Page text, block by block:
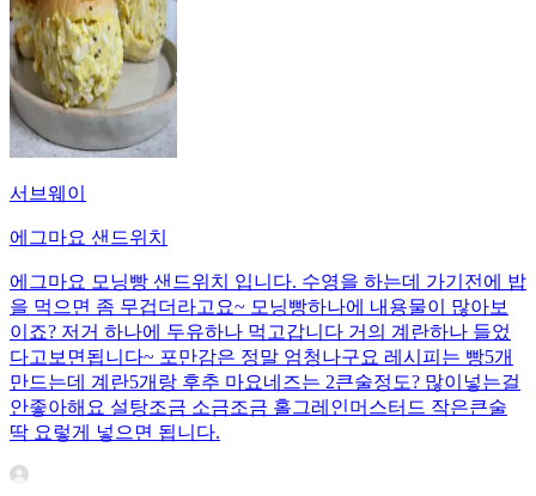
서브웨이
에그마요 샌드위치
에그마요 모닝빵 샌드위치 입니다. 수영을 하는데 가기전에 밥
을 먹으면 좀 무겁더라고요~ 모닝빵하나에 내용물이 많아보
이죠? 저거 하나에 두유하나 먹고갑니다 거의 계란하나 들었
다고보면됩니다~ 포만감은 정말 엄청나구요 레시피는 빵5개
만드는데 계란5개랑 후추 마요네즈는 2큰술정도? 많이넣는걸
안좋아해요 설탕조금 소금조금 홀그레인머스터드 작은큰술
딱 요렇게 넣으면 됩니다.